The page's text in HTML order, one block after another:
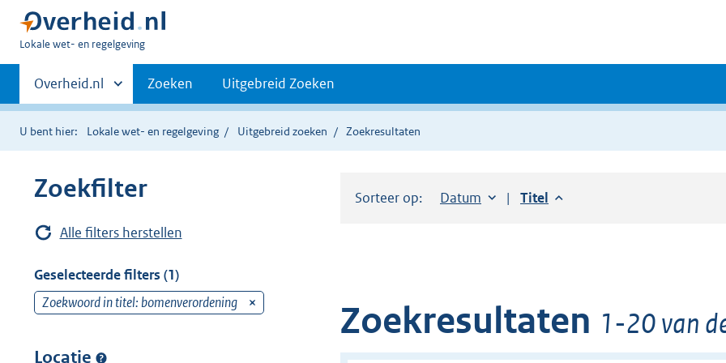
U
hier:
Lokale wet- en regelgeving
Primaire
navigatie
Andere
sites
binnen
Overheid.nl Zoeken Uitgebreid Zoeken
U bent hier: Lokale wet- en regelgeving Uitgebreid zoeken Zoekresultaten
Zoekfilter
Alle filters herstellen
Geselecteerde filters (1)
Zoekwoord in titel: bomenverordening
Locatie
Sorteer op: Sorteer op:
Datum aflopendSorteer op:
Titel aflopend
Zoekresultaten 1-20 van